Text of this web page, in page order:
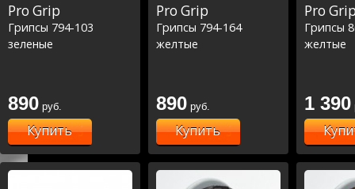
Pro Grip
Грипсы 794-103
зеленые
890 руб.
Купить
Pro Grip
Грипсы 794-164
желтые
890 руб.
Купить
Pro
Грипсы
желтые
1 390